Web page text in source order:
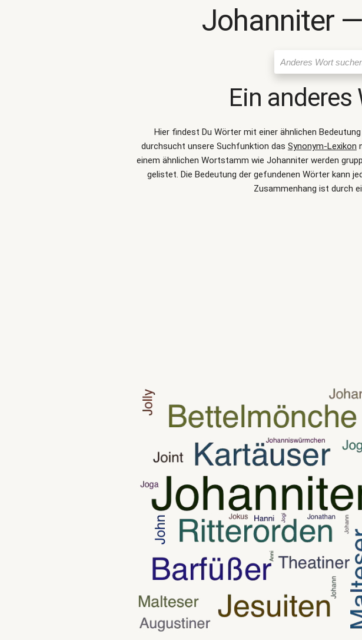
Johanniter
Ein anderes
Hier findest Du Wörter mit einer ähnlichen
durchsucht unsere Suchfunktion das Synonym-Lexikon
einem ähnlichen Wortstamm wie Johanniter werden
gelistet. Die Bedeutung der gefundenen Wörter kann
Zusammenhang ist durch